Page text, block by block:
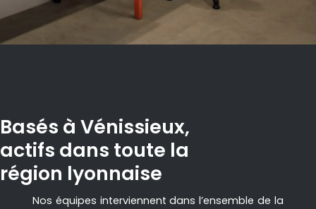
Basés à Vénissieux,
actifs dans toute la
région lyonnaise
Nos équipes interviennent dans l’ensemble de la